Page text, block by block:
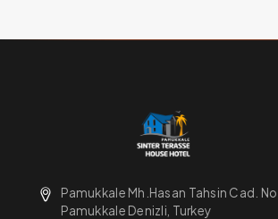
Pamukkale Mh.Hasan Tahsin Cad.
Pamukkale Denizli, Turkey